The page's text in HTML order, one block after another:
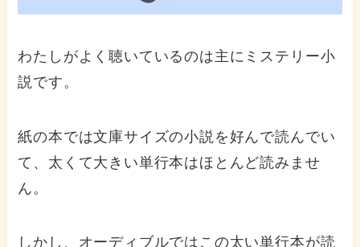
わたしがよく聴いているのは主にミステリー小
説です。
紙の本では文庫サイズの小説を好んで読んでい
て、太くて大きい単行本はほとんど読みませ
ん。
しかし、オーディブルではこの太い単行本が読